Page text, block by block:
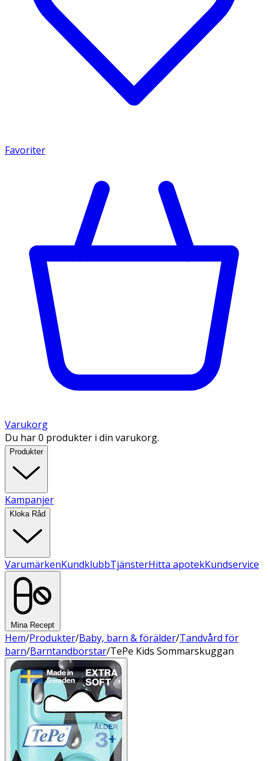
Favoriter
Varukorg
Du har 0 produkter i din varukorg.
Produkter
Kampanjer
Kloka Råd
VarumärkenKundklubbTjänsterHitta apotekKundservice
Mina Recept
Hem/Produkter/Baby, barn & förälder/Tandvård för
barn/Barntandborstar/TePe Kids Sommarskuggan